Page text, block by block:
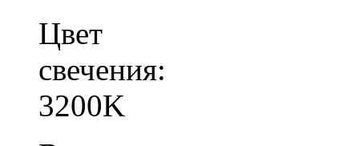
Цвет
свечения:
3200K